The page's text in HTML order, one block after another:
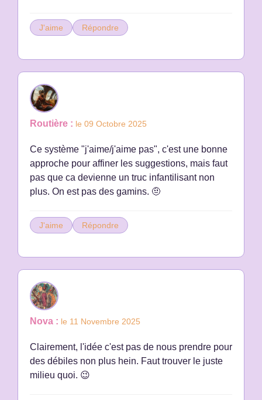
J'aime Répondre
Routière : le 09 Octobre 2025
Ce système "j'aime/j'aime pas", c'est une bonne
approche pour affiner les suggestions, mais faut
pas que ca devienne un truc infantilisant non
plus. On est pas des gamins. 🤨
J'aime Répondre
Nova : le 11 Novembre 2025
Clairement, l'idée c'est pas de nous prendre pour
des débiles non plus hein. Faut trouver le juste
milieu quoi. 😉